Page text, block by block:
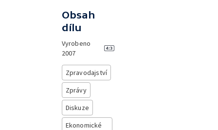
Obsah
dílu
Vyrobeno
2007
Zpravodajství
Zprávy
Diskuze
Ekonomické